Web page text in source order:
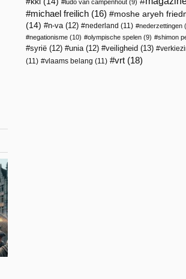
ludo van campenhout (9)
michael freilich (16)
moshe aryeh
(14)
n-va(12) nederland (11) nederzettingen
negationisme (10) olympische spelen (9) shimon
syrië (12) unia(12) veiligheid (13)
(11)
vlaams belang (11) vrt (18)